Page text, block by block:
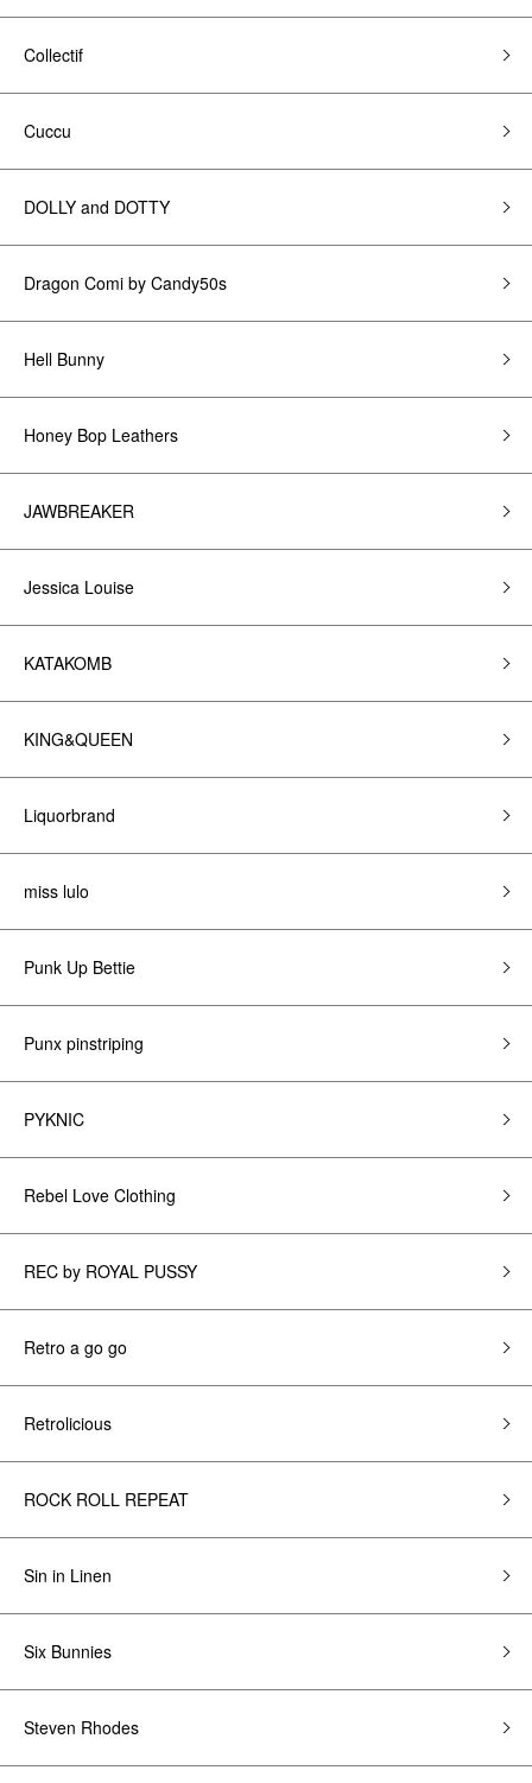
Collectif
Cuccu
DOLLY and DOTTY
Dragon Comi by Candy50s
Hell Bunny
Honey Bop Leathers
JAWBREAKER
Jessica Louise
KATAKOMB
KING&QUEEN
Liquorbrand
miss lulo
Punk Up Bettie
Punx pinstriping
PYKNIC
Rebel Love Clothing
REC by ROYAL PUSSY
Retro a go go
Retrolicious
ROCK ROLL REPEAT
Sin in Linen
Six Bunnies
Steven Rhodes